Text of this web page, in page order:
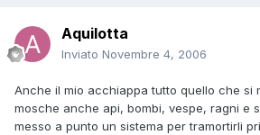
Aquilotta
Inviato Novembre 4, 2006
Anche il mio acchiappa tutto quello che si
mosche anche api, bombi, vespe, ragni e
messo a punto un sistema per tramortirli